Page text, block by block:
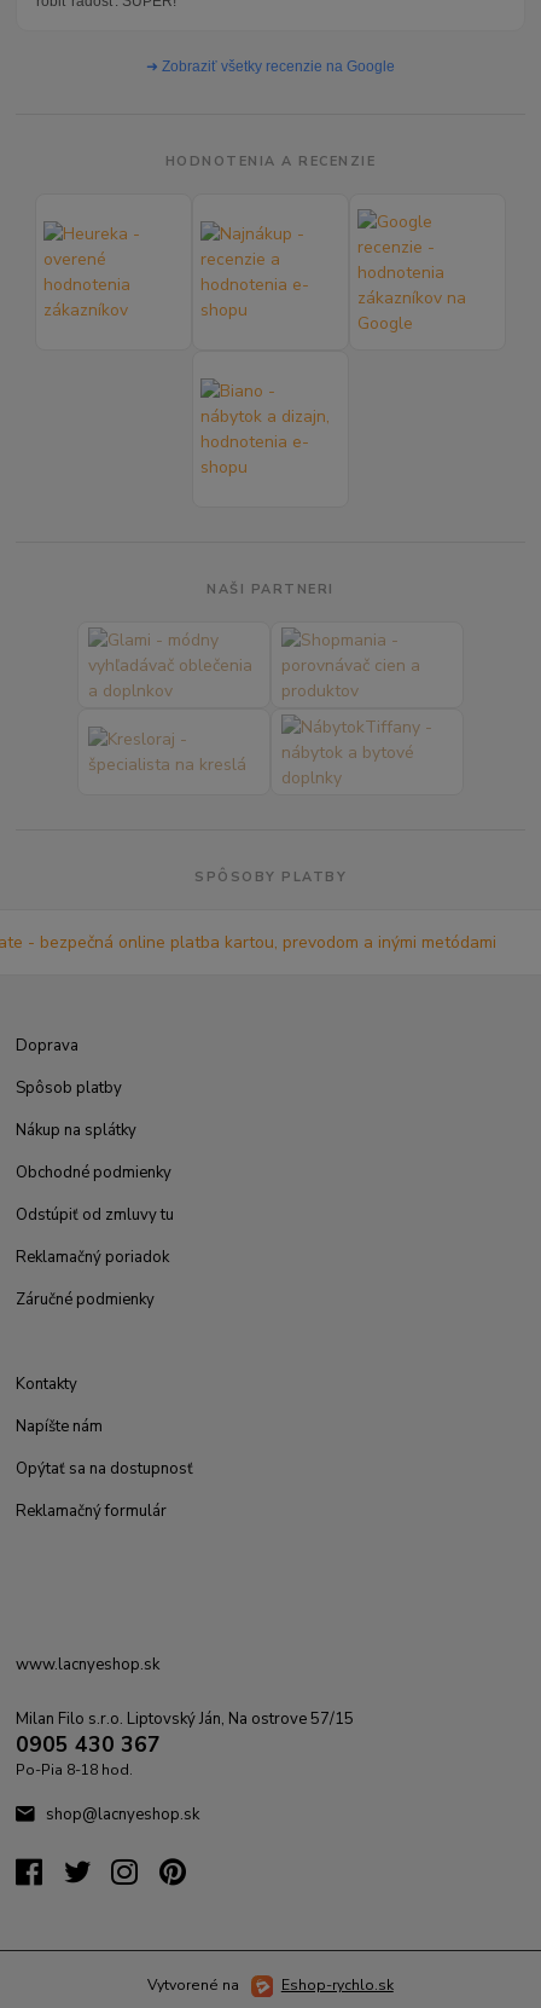
➜ Zobraziť všetky recenzie na Google
HODNOTENIA A RECENZIE
NAŠI PARTNERI
SPÔSOBY PLATBY
Doprava
Spôsob platby
Nákup na splátky
Obchodné podmienky
Odstúpiť od zmluvy tu
Reklamačný poriadok
Záručné podmienky
Kontakty
Napíšte nám
Opýtať sa na dostupnosť
Reklamačný formulár
www.lacnyeshop.sk
Milan Filo s.r.o. Liptovský Ján, Na ostrove 57/15
0905 430 367
Po-Pia 8-18 hod.
shop@lacnyeshop.sk
Vytvorené na Eshop-rychlo.sk